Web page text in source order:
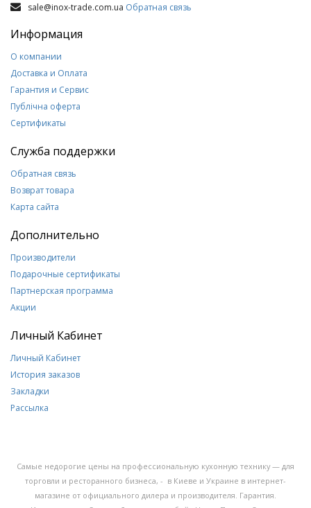
sale@inox-trade.com.ua Обратная связь
Информация
О компании
Доставка и Оплата
Гарантия и Сервис
Публічна оферта
Сертификаты
Служба поддержки
Обратная связь
Возврат товара
Карта сайта
Дополнительно
Производители
Подарочные сертификаты
Партнерская программа
Акции
Личный Кабинет
Личный Кабинет
История заказов
Закладки
Рассылка
Самые недорогие цены на профессиональную кухонную технику — для
торговли и ресторанного бизнеса, - в Киеве и Украине в интернет-
магазине от официального дилера и производителя. Гарантия.